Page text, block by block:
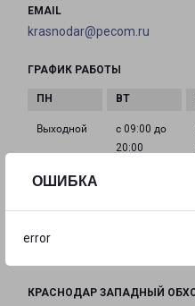
ОШИБКА
error
EMAIL
krasnodar@pecom.ru
ГРАФИК РАБОТЫ
Выходной
с 09:00 до
20:00
КРАСНОДАР ЗАПАДНЫЙ